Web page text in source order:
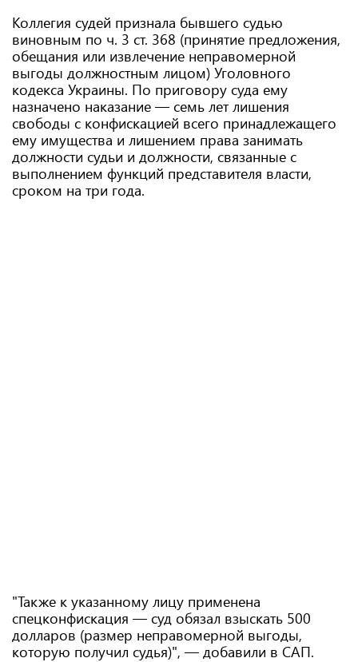
Коллегия судей признала бывшего судью
виновным по ч. 3 ст. 368 (принятие предложения,
обещания или извлечение неправомерной
выгоды должностным лицом) Уголовного
кодекса Украины. По приговору суда ему
назначено наказание — семь лет лишения
свободы с конфискацией всего принадлежащего
ему имущества и лишением права занимать
должности судьи и должности, связанные с
выполнением функций представителя власти,
сроком на три года.
"Также к указанному лицу применена
спецконфискация — суд обязал взыскать 500
долларов (размер неправомерной выгоды,
которую получил судья)", — добавили в САП.